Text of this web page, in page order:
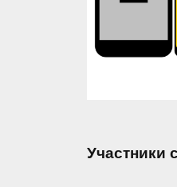
Участники